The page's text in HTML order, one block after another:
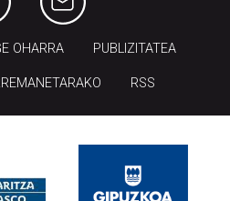
OHARRA PUBLIZITATEA
RSS